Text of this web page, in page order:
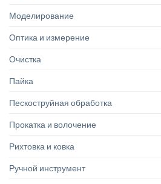
Моделирование
Оптика и измерение
Очистка
Пайка
Пескоструйная обработка
Прокатка и волочение
Рихтовка и ковка
Ручной инструмент